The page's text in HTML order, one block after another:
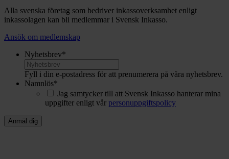
Alla svenska företag som bedriver inkassoverksamhet enligt
inkassolagen kan bli medlemmar i Svensk Inkasso.
Ansök om medlemskap
Nyhetsbrev*
Fyll i din e-postadress för att prenumerera på våra nyhetsbrev.
Namnlös*
Jag samtycker till att Svensk Inkasso hanterar mina
uppgifter enligt vår personuppgiftspolicy